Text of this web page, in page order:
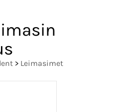
> Leimasimet